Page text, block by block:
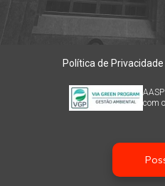
Política de Privacidade
com